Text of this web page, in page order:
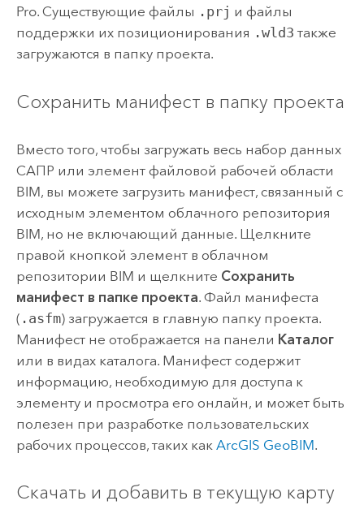
Pro. Существующие файлы .prj и файлы
поддержки их позиционирования .wld3 также
загружаются в папку проекта.
Сохранить манифест в папку проекта
Вместо того, чтобы загружать весь набор данных
САПР или элемент файловой рабочей области
BIM, вы можете загрузить манифест, связанный с
исходным элементом облачного репозитория
BIM, но не включающий данные. Щелкните
правой кнопкой элемент в облачном
репозитории BIM и щелкните Сохранить
манифест в папке проекта. Файл манифеста
( .asfm) загружается в главную папку проекта.
Манифест не отображается на панели Каталог
или в видах каталога. Манифест содержит
информацию, необходимую для доступа к
элементу и просмотра его онлайн, и может быть
полезен при разработке пользовательских
рабочих процессов, таких как ArcGIS GeoBIM.
Скачать и добавить в текущую карту